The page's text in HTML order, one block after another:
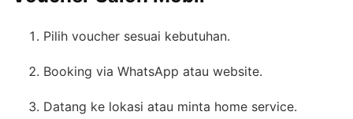
Pilih voucher sesuai kebutuhan.
Booking via WhatsApp atau website.
Datang ke lokasi atau minta home service.